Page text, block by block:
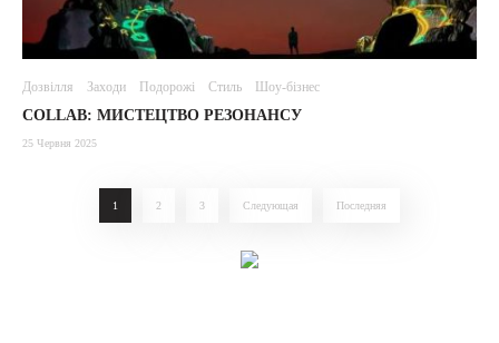
Дозвілля Заходи Подорожі Стиль Шоу-бізнес
COLLAB: МИСТЕЦТВО РЕЗОНАНСУ
25 Червня 2025
1 2 3 Следующая Последняя